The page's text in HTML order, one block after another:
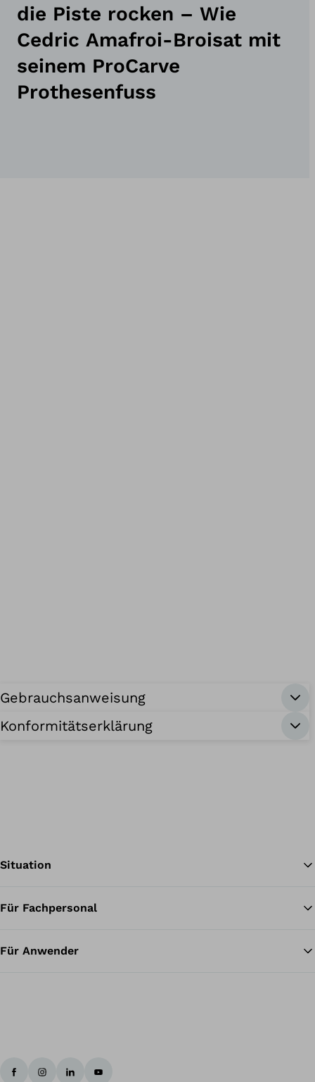
die Piste rocken – Wie
Cedric Amafroi-Broisat mit
seinem ProCarve
Prothesenfuss
Gebrauchsanweisung
Konformitätserklärung
Situation
Für Fachpersonal
Für Anwender